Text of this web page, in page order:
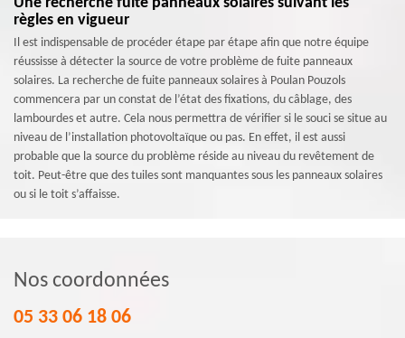
règles en vigueur
Il est indispensable de procéder étape par étape afin que notre équipe
réussisse à détecter la source de votre problème de fuite panneaux
solaires. La recherche de fuite panneaux solaires à Poulan Pouzols
commencera par un constat de l’état des fixations, du câblage, des
lambourdes et autre. Cela nous permettra de vérifier si le souci se situe au
niveau de l’installation photovoltaïque ou pas. En effet, il est aussi
probable que la source du problème réside au niveau du revêtement de
toit. Peut-être que des tuiles sont manquantes sous les panneaux solaires
ou si le toit s’affaisse.
Nos coordonnées
05 33 06 18 06